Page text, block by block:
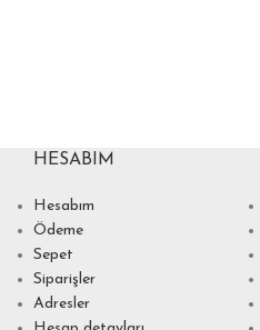
HESABIM
Hesabım
Ödeme
Sepet
Siparişler
Adresler